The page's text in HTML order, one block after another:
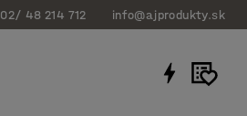
02/ 48 214 712 info@ajprodukty.sk